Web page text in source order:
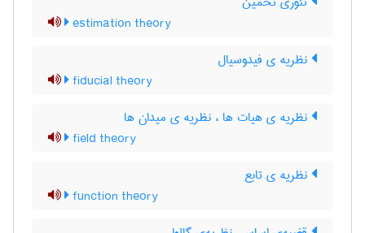
estimation theory
نظریه ی فیدوسیال
fiducial theory
نظریه ی هیات ها ، نظریه ی میدان ها
field theory
نظریه ی تابع
function theory